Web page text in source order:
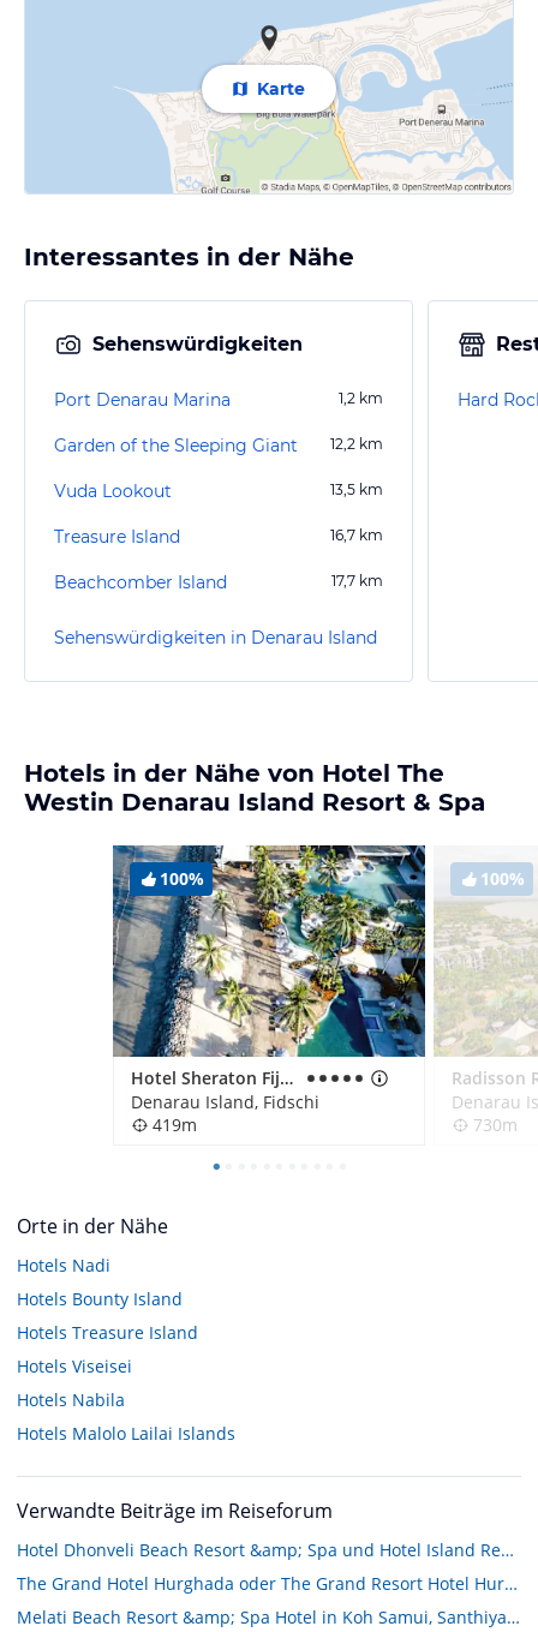
Karte
Interessantes in der Nähe
Sehenswürdigkeiten
Port Denarau Marina 1,2 km
Garden of the Sleeping Giant 12,2 km
Vuda Lookout 13,5 km
Treasure Island 16,7 km
Beachcomber Island 17,7 km
Sehenswürdigkeiten in Denarau Island
Hard
Hotels in der Nähe von Hotel The
Westin Denarau Island Resort & Spa
100%
Hotel Sheraton Fiji Resort
Denarau Island, Fidschi
419m
100%
Denarau
730m
Orte in der Nähe
Hotels Nadi
Hotels Bounty Island
Hotels Treasure Island
Hotels Viseisei
Hotels Nabila
Hotels Malolo Lailai Islands
Verwandte Beiträge im Reiseforum
Hotel Dhonveli Beach Resort &amp; Spa und Hotel Island Resort &amp; Spa???
The Grand Hotel Hurghada oder The Grand Resort Hotel Hurghada
Melati Beach Resort &amp; Spa Hotel in Koh Samui, Santhiya Resort Spa,